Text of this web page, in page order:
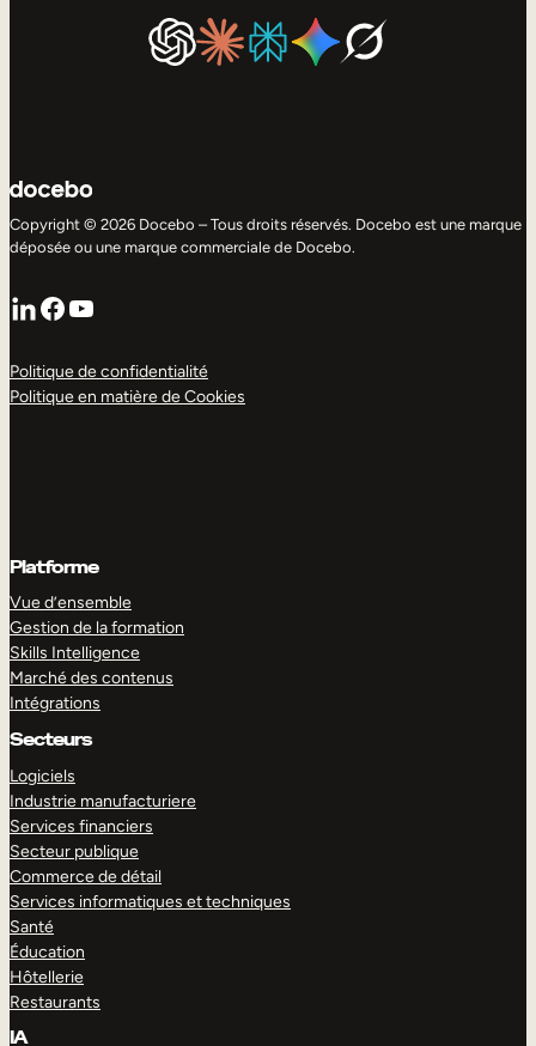
Copyright © 2026 Docebo – Tous droits réservés. Docebo est une marque
déposée ou une marque commerciale de Docebo.
LinkedIn
Facebook
YouTube
Politique de confidentialité
Politique en matière de Cookies
Platforme
Vue d’ensemble
Gestion de la formation
Skills Intelligence
Marché des contenus
Intégrations
Secteurs
Logiciels
Industrie manufacturiere
Services financiers
Secteur publique
Commerce de détail
Services informatiques et techniques
Santé
Éducation
Hôtellerie
Restaurants
IA